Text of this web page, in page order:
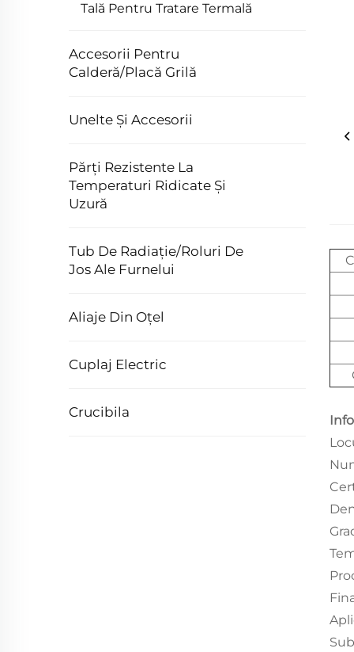
Tală Pentru Tratare Termală
Accesorii Pentru
Calderă/Placă Grilă
Unelte Și Accesorii
Părți Rezistente La
Temperaturi Ridicate Și
Uzură
Tub De Radiație/Roluri De
Jos Ale Furnelui
Aliaje Din Oțel
Cuplaj Electric
Crucibila